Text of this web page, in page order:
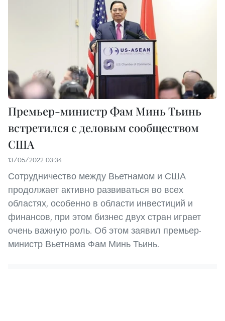
Премьер-министр Фам Минь Тьинь
встретился с деловым сообществом
США
13/05/2022 03:34
Сотрудничество между Вьетнамом и США
продолжает активно развиваться во всех
областях, особенно в области инвестиций и
финансов, при этом бизнес двух стран играет
очень важную роль. Об этом заявил премьер-
министр Вьетнама Фам Минь Тьинь.